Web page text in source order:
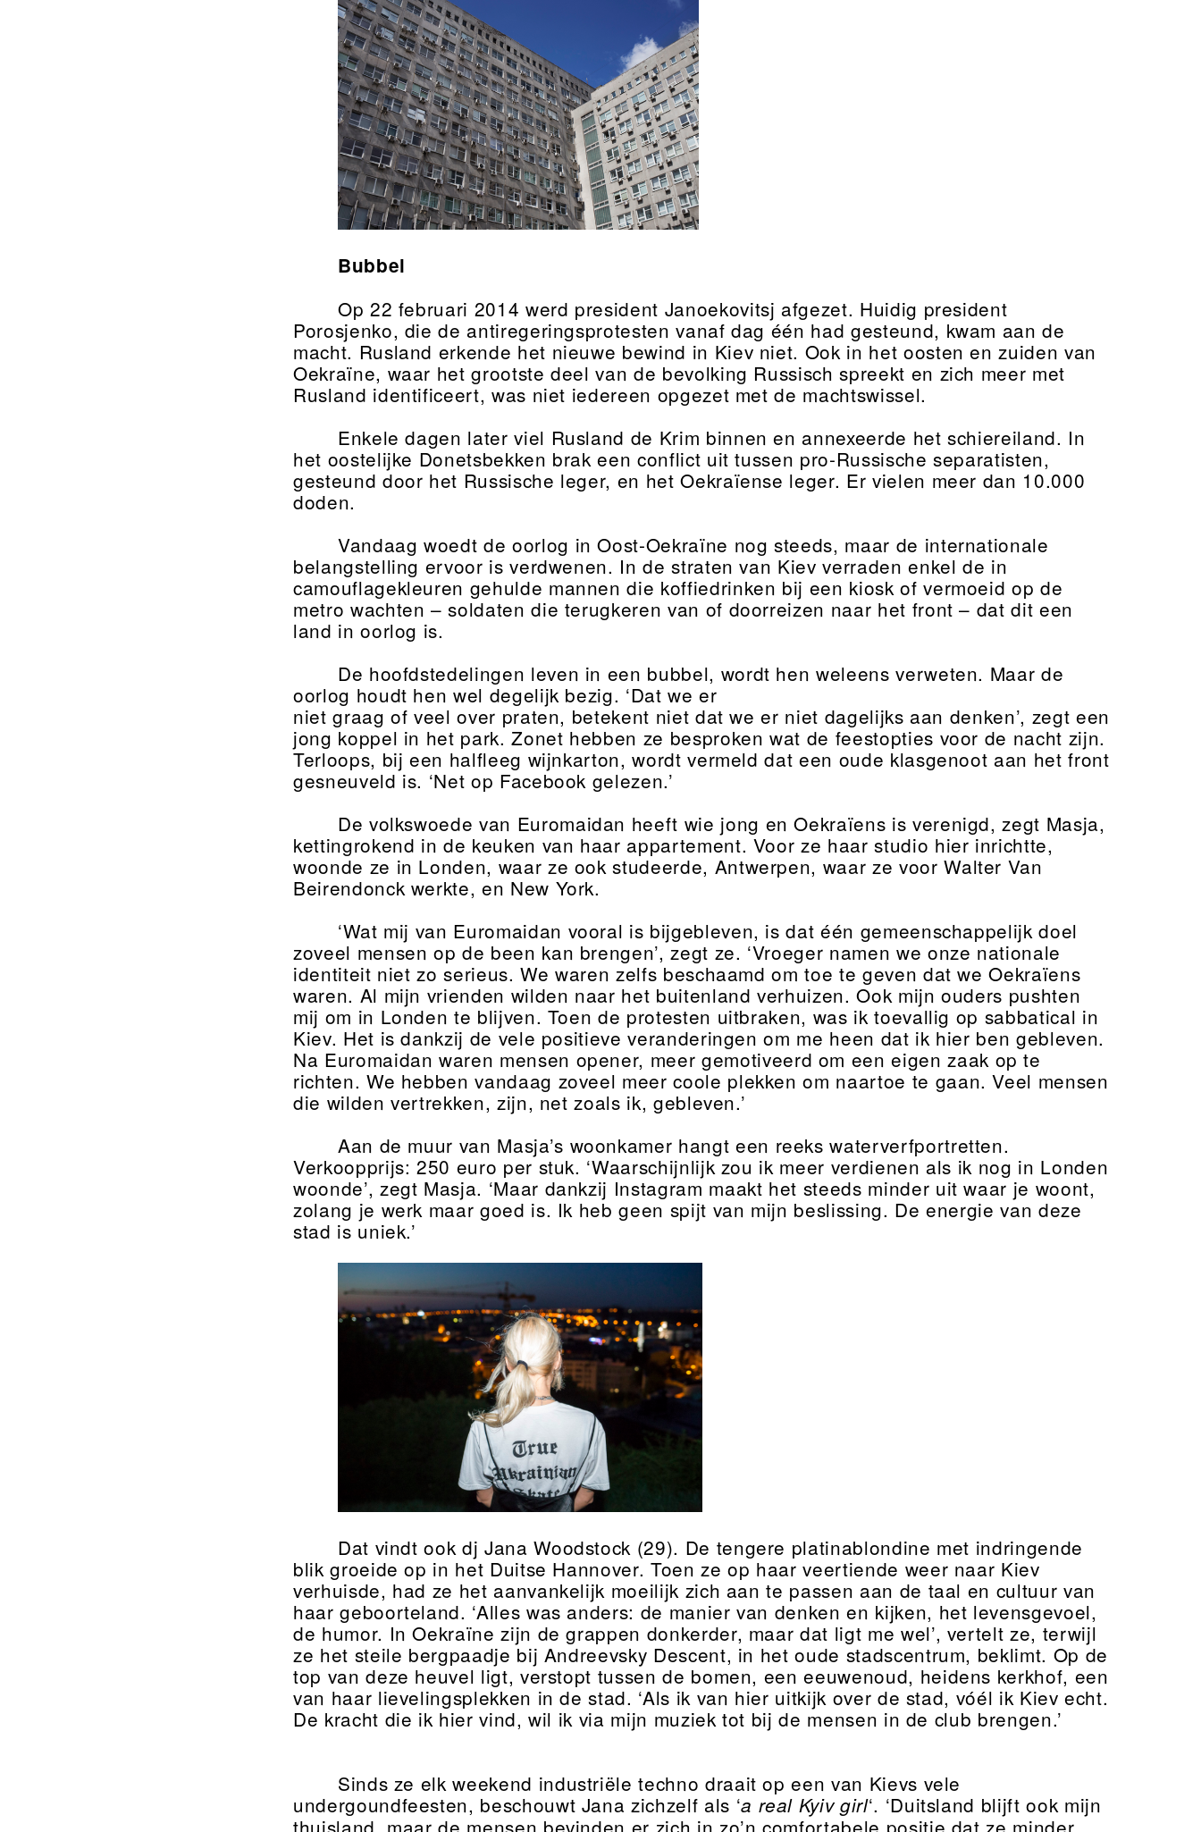
Bubbel
Op 22 februari 2014 werd president Janoekovitsj afgezet. Huidig president
Porosjenko, die de antiregeringsprotesten vanaf dag één had gesteund, kwam aan de
macht. Rusland erkende het nieuwe bewind in Kiev niet. Ook in het oosten en zuiden van
Oekraïne, waar het grootste deel van de bevolking Russisch spreekt en zich meer met
Rusland identificeert, was niet iedereen opgezet met de machtswissel.
Enkele dagen later viel Rusland de Krim binnen en annexeerde het schiereiland. In
het oostelijke Donetsbekken brak een conflict uit tussen pro-Russische separatisten,
gesteund door het Russische leger, en het Oekraïense leger. Er vielen meer dan 10.000
doden.
Vandaag woedt de oorlog in Oost-Oekraïne nog steeds, maar de internationale
belangstelling ervoor is verdwenen. In de straten van Kiev verraden enkel de in
camouflagekleuren gehulde mannen die koffiedrinken bij een kiosk of vermoeid op de
metro wachten – soldaten die terugkeren van of doorreizen naar het front – dat dit een
land in oorlog is.
De hoofdstedelingen leven in een bubbel, wordt hen weleens verweten. Maar de
oorlog houdt hen wel degelijk bezig. ‘Dat we er
niet graag of veel over praten, betekent niet dat we er niet dagelijks aan denken’, zegt een
jong koppel in het park. Zonet hebben ze besproken wat de feestopties voor de nacht zijn.
Terloops, bij een halfleeg wijnkarton, wordt vermeld dat een oude klasgenoot aan het front
gesneuveld is. ‘Net op Facebook gelezen.’
De volkswoede van Euromaidan heeft wie jong en Oekraïens is verenigd, zegt Masja,
kettingrokend in de keuken van haar appartement. Voor ze haar studio hier inrichtte,
woonde ze in Londen, waar ze ook studeerde, Antwerpen, waar ze voor Walter Van
Beirendonck werkte, en New York.
‘Wat mij van Euromaidan vooral is bijgebleven, is dat één gemeenschappelijk doel
zoveel mensen op de been kan brengen’, zegt ze. ‘Vroeger namen we onze nationale
identiteit niet zo serieus. We waren zelfs beschaamd om toe te geven dat we Oekraïens
waren. Al mijn vrienden wilden naar het buitenland verhuizen. Ook mijn ouders pushten
mij om in Londen te blijven. Toen de protesten uitbraken, was ik toevallig op sabbatical in
Kiev. Het is dankzij de vele positieve veranderingen om me heen dat ik hier ben gebleven.
Na Euromaidan waren mensen opener, meer gemotiveerd om een eigen zaak op te
richten. We hebben vandaag zoveel meer coole plekken om naartoe te gaan. Veel mensen
die wilden vertrekken, zijn, net zoals ik, gebleven.’
Aan de muur van Masja’s woonkamer hangt een reeks waterverfportretten.
Verkoopprijs: 250 euro per stuk. ‘Waarschijnlijk zou ik meer verdienen als ik nog in Londen
woonde’, zegt Masja. ‘Maar dankzij Instagram maakt het steeds minder uit waar je woont,
zolang je werk maar goed is. Ik heb geen spijt van mijn beslissing. De energie van deze
stad is uniek.’
Dat vindt ook dj Jana Woodstock (29). De tengere platinablondine met indringende
blik groeide op in het Duitse Hannover. Toen ze op haar veertiende weer naar Kiev
verhuisde, had ze het aanvankelijk moeilijk zich aan te passen aan de taal en cultuur van
haar geboorteland. ‘Alles was anders: de manier van denken en kijken, het levensgevoel,
de humor. In Oekraïne zijn de grappen donkerder, maar dat ligt me wel’, vertelt ze, terwijl
ze het steile bergpaadje bij Andreevsky Descent, in het oude stadscentrum, beklimt. Op de
top van deze heuvel ligt, verstopt tussen de bomen, een eeuwenoud, heidens kerkhof, een
van haar lievelingsplekken in de stad. ‘Als ik van hier uitkijk over de stad, vóél ik Kiev echt.
De kracht die ik hier vind, wil ik via mijn muziek tot bij de mensen in de club brengen.’
Sinds ze elk weekend industriële techno draait op een van Kievs vele
undergoundfeesten, beschouwt Jana zichzelf als ‘a real Kyiv girl‘. ‘Duitsland blijft ook mijn
thuisland, maar de mensen bevinden er zich in zo’n comfortabele positie dat ze minder